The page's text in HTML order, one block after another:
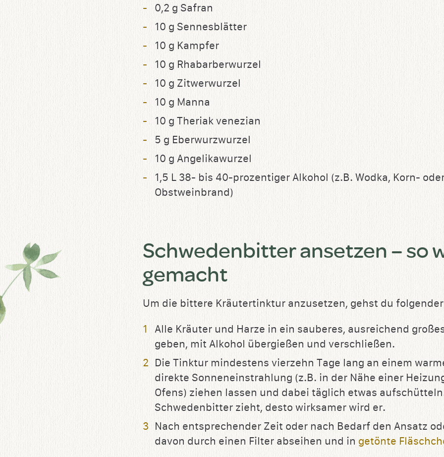
0,2 g Safran
10 g Sennesblätter
10 g Kampfer
10 g Rhabarberwurzel
10 g Zitwerwurzel
10 g Manna
10 g Theriak venezian
5 g Eberwurzwurzel
10 g Angelikawurzel
1,5 L 38- bis 40-prozentiger Alkohol (z.B. Wodka, Korn-
Obstweinbrand)
Schwedenbitter ansetzen – so
gemacht
Um die bittere Kräutertinktur anzusetzen, gehst du
Alle Kräuter und Harze in ein sauberes, ausreichend
geben, mit Alkohol übergießen und verschließen.
​​Die Tinktur mindestens vierzehn Tage lang an einem
direkte Sonneneinstrahlung (z.B. in der Nähe einer
Ofens) ziehen lassen und dabei täglich etwas
Schwedenbitter zieht, desto wirksamer wird er.
Nach entsprechender Zeit oder nach Bedarf den Ansatz
davon durch einen Filter abseihen und in getönte